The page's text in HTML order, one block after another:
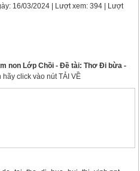
16/03/2024 | Lượt xem: 394 | Lượt
non Lớp Chồi - Đề tài: Thơ Đi bừa -
hãy click vào nút TẢI VỀ